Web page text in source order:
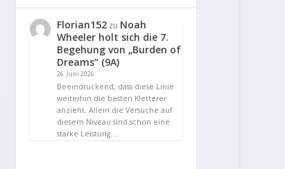
Florian152 zu Noah
Wheeler holt sich die 7.
Begehung von „Burden of
Dreams“ (9A)
26. Juni 2026
Beeindruckend, dass diese Linie
weiterhin die besten Kletterer
anzieht. Allein die Versuche auf
diesem Niveau sind schon eine
starke Leistung.…